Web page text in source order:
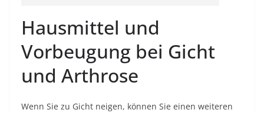
Hausmittel und
Vorbeugung bei Gicht
und Arthrose
Wenn Sie zu Gicht neigen, können Sie einen weiteren